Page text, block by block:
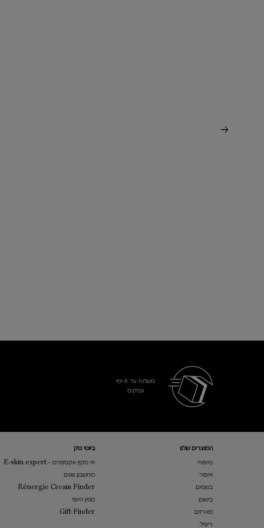
משלוח עד 6 ימי
עסקים​
המוצרים שלנו​
טיפוח
איפור
בשמים
בישום
מארזים
ריפיל
ביוטי טק
אי סקין אקספרט - E-skin expert
מחשבון גוונים
Rénergie Cream Finder
מגזין היופי
Gift Finder